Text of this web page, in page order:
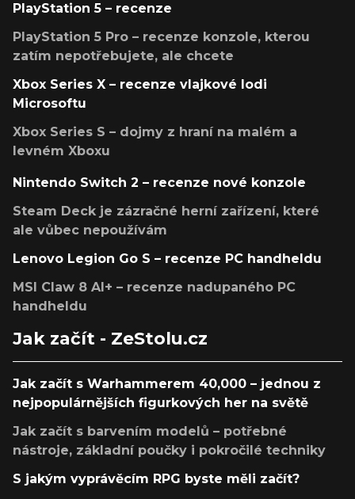
PlayStation 5 – recenze
PlayStation 5 Pro – recenze konzole, kterou
zatím nepotřebujete, ale chcete
Xbox Series X – recenze vlajkové lodi
Microsoftu
Xbox Series S – dojmy z hraní na malém a
levném Xboxu
Nintendo Switch 2 – recenze nové konzole
Steam Deck je zázračné herní zařízení, které
ale vůbec nepoužívám
Lenovo Legion Go S – recenze PC handheldu
MSI Claw 8 AI+ – recenze nadupaného PC
handheldu
Jak začít - ZeStolu.cz
Jak začít s Warhammerem 40,000 – jednou z
nejpopulárnějších figurkových her na světě
Jak začít s barvením modelů – potřebné
nástroje, základní poučky i pokročilé techniky
S jakým vyprávěcím RPG byste měli začít?